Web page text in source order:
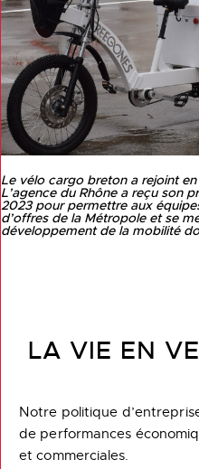
Le vélo cargo breton a rejoint
L’agence du Rhône a reçu son
2023 pour permettre aux
d’offres de la Métropole et se
développement de la mobilité
LA VIE EN
Notre politique
de performances
et commerciales.